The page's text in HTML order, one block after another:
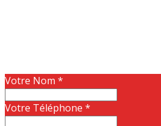
Votre Nom *
Votre Téléphone *